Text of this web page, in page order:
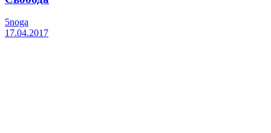
5noga
17.04.2017